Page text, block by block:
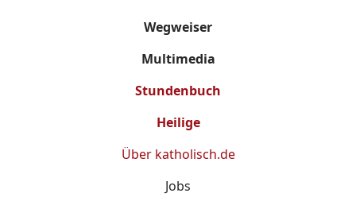
Wegweiser
Multimedia
Stundenbuch
Heilige
Über katholisch.de
Jobs